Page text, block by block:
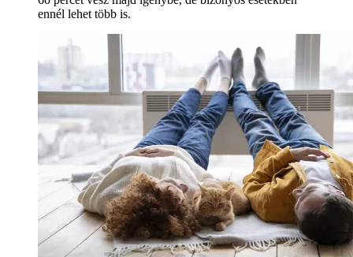
ennél lehet több is.